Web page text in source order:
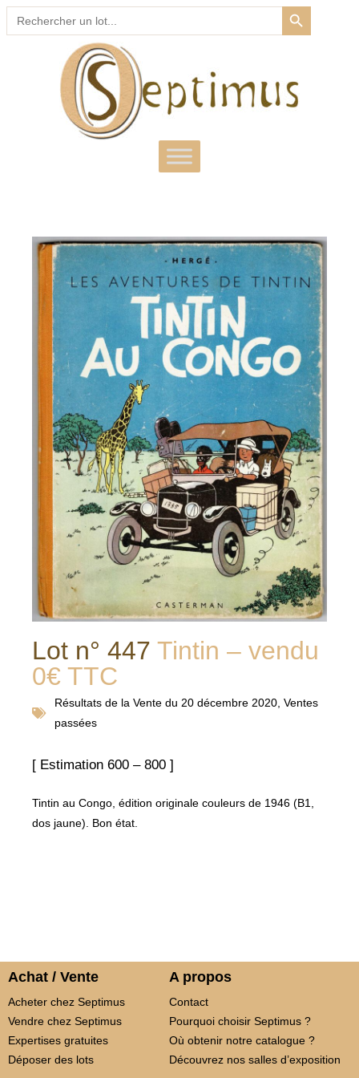
Search
for:
SEARCH BUTTON
Lot n° 447 Tintin – vendu
0€ TTC
Résultats de la Vente du 20 décembre 2020 Ventes
passées
[ Estimation 600 – 800 ]
Tintin au Congo, édition originale couleurs de 1946 (B1,
dos jaune). Bon état.
Achat / Vente
Acheter chez Septimus
Vendre chez Septimus
Expertises gratuites
Déposer des lots
A propos
Contact
Pourquoi choisir Septimus ?
Où obtenir notre catalogue ?
Découvrez nos salles d’exposition